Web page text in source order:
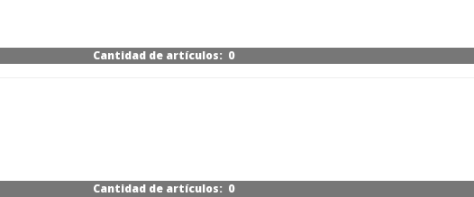
Cantidad de artículos: 0
Cantidad de artículos: 0